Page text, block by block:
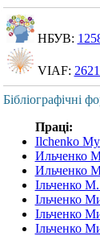
НБУВ:
VIAF:
Бібліографічні
Праці:
Ilchenko
Ильченко
Ильченко
Ільченко
Ільченко
Ільченко
Ільченко